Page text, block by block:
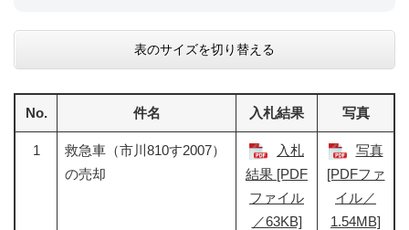
表のサイズを切り替える
No. 件名 入札結果 写真
1
救急車（市川810す2007）
の売却
入札
結果 [PDF
ファイル
／63KB]
写真
[PDFファ
イル／
1.54MB]